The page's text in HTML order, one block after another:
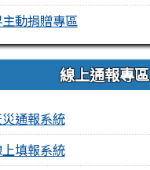
動捐贈專區
線上通報專區
通報系統
填報系統